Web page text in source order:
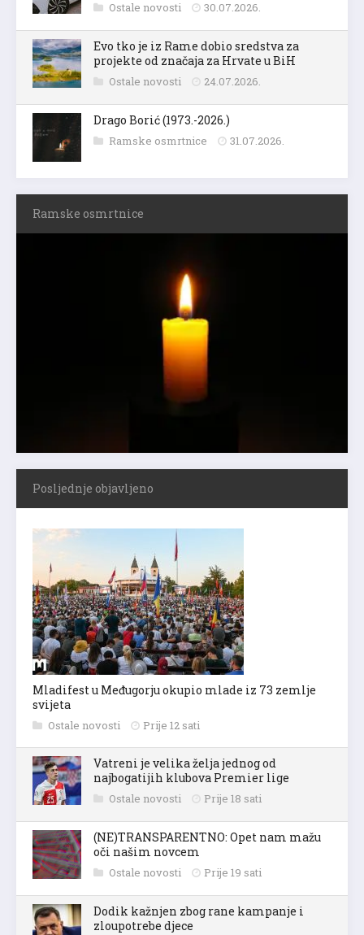
Ostale novosti 30.07.2026.
Evo tko je iz Rame dobio sredstva za
projekte od značaja za Hrvate u BiH
Ostale novosti 24.07.2026.
Drago Borić (1973.-2026.)
Ramske osmrtnice 31.07.2026.
Ramske osmrtnice
Posljednje objavljeno
Mladifest u Međugorju okupio mlade iz 73 zemlje
svijeta
Ostale novosti Prije 12 sati
Vatreni je velika želja jednog od
najbogatijih klubova Premier lige
Ostale novosti Prije 18 sati
(NE)TRANSPARENTNO: Opet nam mažu
oči našim novcem
Ostale novosti Prije 19 sati
Dodik kažnjen zbog rane kampanje i
zloupotrebe djece